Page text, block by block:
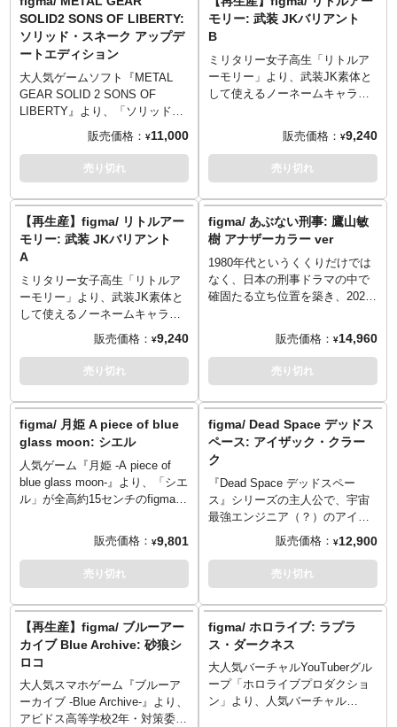
ず可動域を確保。3種の顔パー
ツ、強弩や刀、可動支柱付きの
figma専用台座、さらに立膝の下
半身パーツが付属し、差し替え
により個性豊かなバリエーショ
ン展開が可能です。こちらは16
作品のイメージを崩さず、可動
域を確保。「トランプ銃」や
「トランプ」、「バラの花」な
ど、多数のオプションパーツが
付属。可動支柱付きのfigma専用
台座が同梱。※一部塗装の仕様
が初販から変更となっていま
ト、ファラオの墓から発掘され
た「ツタンカーメン」。スムー
ズ且つキチッと決まるfigmaオリ
ジナル関節パーツで、さまざま
なポージングが可能。差し替え
式の頭部や多様な手首パーツ、
付属。あの有名な黄金マスク
を、細部に至るまで緻密に再現
しました。DXバージョンでは開
属！
SOLID2 SONS OF LIBERTY:
ソリッド・スネーク アップデ
ートエディション
大人気ゲームソフト『METAL
GEAR SOLID 2 SONS OF
LIBERTY』より、「ソリッド・
スネーク」がアップデートエデ
ィションとしてfigmaシリーズに
再登場となりました。前回の商
品から表情パーツ・ボディ塗
ト！表情パーツには「通常顔」
「食いしばり顔」をセレクト
し、おこのみで差し替えが可
能。オプションパーツとして
「麻酔銃」「アサルトカービ
ン」「ダンボール（オレン
ジ）」「マズルフラッシュエフ
販売価格： ¥11,000
売り切れ
モリー: 武装 JKバリアント
B
ミリタリー女子高生「リトルア
ーモリー」より、武装JK素体と
して使えるノーネームキャラク
ト“B”は、ショートヘアスタイル
のキャラクター+チェストリグ、
トレイルランニングシューズを
リグに、自動小銃＆拳銃の予備
弾倉を集約。機動力を求められ
るミッションに最適なセットア
ップです。 武装JKバリアントシ
リーズ内での組み合わせによっ
販売価格： ¥9,240
売り切れ
【再生産】figma/ リトルアー
モリー: 武装 JKバリアント
A
ミリタリー女子高生「リトルア
ーモリー」より、武装JK素体と
して使えるノーネームキャラク
ターがfigma Stylesのフォーマッ
トで登場。武装JKバリアン
ト“A”は、ポニーテールスタイル
のキャラクター+アーマープレー
スティック・プロテクションス
タイルです。 防弾プレートを身
体の前後に備え、自動小銃の予
備弾倉とレッグホルスターをま
とった姿は、ハードなミッショ
適。 武装JKバリアントシリーズ
内での組み合わせによって遊び
の幅が拡大できる設計。
©TOMYTEC ©MAX FACTORY
販売価格： ¥9,240
売り切れ
figma/ あぶない刑事: 鷹山敏
樹 アナザーカラー ver
1980年代というくくりだけでは
なく、日本の刑事ドラマの中で
確固たる立ち位置を築き、2024
じる港署の刑事、「タカ」こと
鷹山敏樹がトミーテックから
figma化！Blu-rayBOX（東映ビ
たものから、スーツとネクタイ
の色を変更するなどした仕様の
アナザーカラーバージョンで
す。スムーズ且つキチッと決ま
るfigmaオリジナル関節パーツ
で、劇中のあらゆるシーンを再
現。通常顔に笑顔、サングラス
れぞれ3Dインクジェット印刷を
駆使し、リアルな頭部を再現
し、しっかり「ダンディー鷹
でプロポーションを崩さず、可
動域を確保し、さまざまなポー
ジングに対応します。愛用する
マグナムリボルバーとバックア
ップガン、ショットガン、スポ
ーツドリンク瓶、警察手帳、タ
販売価格： ¥14,960
売り切れ
figma/ 月姫 A piece of blue
glass moon: シエル
人気ゲーム『月姫 -A piece of
blue glass moon-』より、「シエ
ル」が全高約15センチのfigmaに
表情パーツ（真剣顔、食いしば
り顔、照れ顔）、全3対の手首パ
ーツに加え、刀剣「黒鍵」が付
属しています。付属のスタンド
姿だけでなく、武器を振るう大
胆なアクションポーズも再現可
能！
販売価格： ¥9,801
売り切れ
figma/ Dead Space デッドス
ペース: アイザック・クラー
ク
『Dead Space デッドスペー
ス』シリーズの主人公で、宇宙
最強エンジニア（？）のアイザ
ック・クラーク。ポップアップ
パレードに続き、グッドスマイ
ルカンパニーからfigma化となり
ました！スムーズ且つキチッと
ツで、作中のあらゆるシーンを
再現。要所に専用関節パーツを
使う事でプロポーションを崩さ
ず、可動域を確保。ヘルメット
頭部のみながら、武器のプラズ
マカッター、背中のRIGなど再
販売価格： ¥12,900
売り切れ
【再生産】figma/ ブルーアー
カイブ Blue Archive: 砂狼シ
ロコ
大人気スマホゲーム『ブルーア
ーカイブ -Blue Archive-』より、
アビドス高等学校2年・対策委員
figma/ ホロライブ: ラプラ
ス・ダークネス
大人気バーチャルYouTuberグル
ープ「ホロライブプロダクショ
ン」より、人気バーチャル